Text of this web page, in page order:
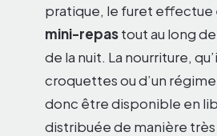
pratique, le furet effectue
mini-repastout au long
de la nuit. La nourriture,
croquettes ou d’un
donc être disponible en
distribuée de manière